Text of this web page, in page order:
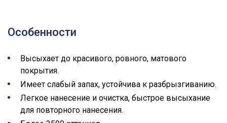
Особенности
Высыхает до красивого, ровного, матового
покрытия.
Имеет слабый запах, устойчива к разбрызгиванию.
Легкое нанесение и очистка, быстрое высыхание
для повторного нанесения.